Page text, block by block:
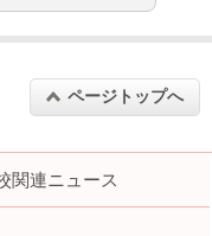
ページトップへ
関連ニュース